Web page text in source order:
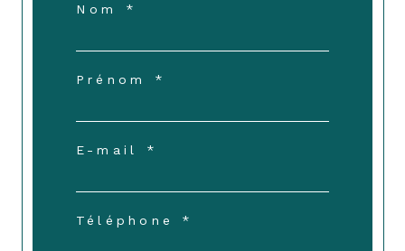
Nom *
Prénom *
E-mail *
Téléphone *